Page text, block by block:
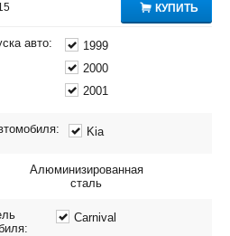
КУПИТЬ
авто:
1999
2000
2001
Kia
Алюминизированная
сталь
Carnival